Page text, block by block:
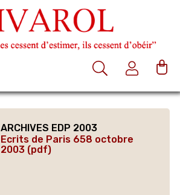
ARCHIVES EDP 2003
Ecrits de Paris 658 octobre
2003 (pdf)